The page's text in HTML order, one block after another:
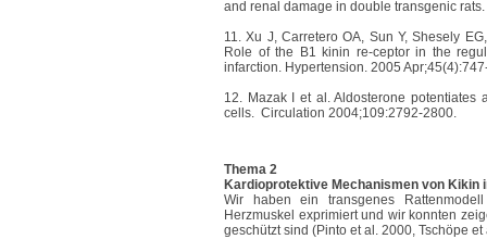
and renal damage in double transgenic
11. Xu J, Carretero OA, Sun Y, Shesely
Role of the B1 kinin re-ceptor in the
infarction. Hypertension. 2005
12. Mazak I et al. Aldosterone potentiates
cells. Circulation 2004;109:2792-2800.
Thema 2
Kardioprotektive Mechanismen von Kikin
Wir haben ein transgenes
Herzmuskel exprimiert und wir konnten
geschützt sind (Pinto et al. 2000, Tschöpe